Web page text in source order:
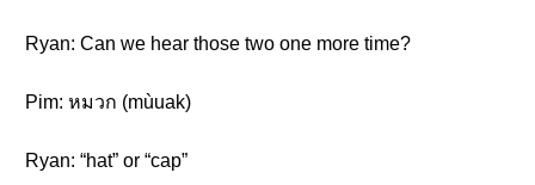
Ryan: Can we hear those two one more time?
Pim: หมวก (mùuak)
Ryan: “hat” or “cap”